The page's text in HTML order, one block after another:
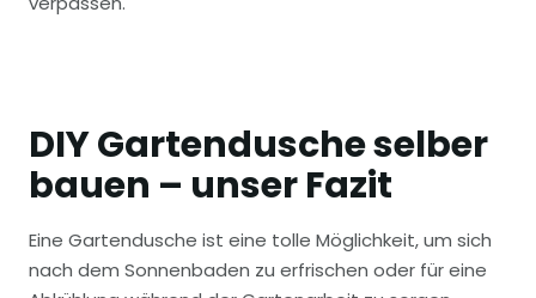
DIY Gartendusche selber
bauen – unser Fazit
Eine Gartendusche ist eine tolle Möglichkeit, um sich
nach dem Sonnenbaden zu erfrischen oder für eine